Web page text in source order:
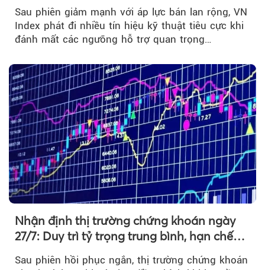
Sau phiên giảm mạnh với áp lực bán lan rộng, VN
Index phát đi nhiều tín hiệu kỹ thuật tiêu cực khi
đánh mất các ngưỡng hỗ trợ quan trọng…
Nhận định thị trường chứng khoán ngày
27/7: Duy trì tỷ trọng trung bình, hạn chế
Sau phiên hồi phục ngắn, thị trường chứng khoán